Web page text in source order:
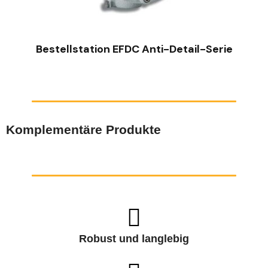
SCHNELLANSICHT
Bestellstation EFDC Anti-Detail-Serie
Komplementäre Produkte
Robust und langlebig